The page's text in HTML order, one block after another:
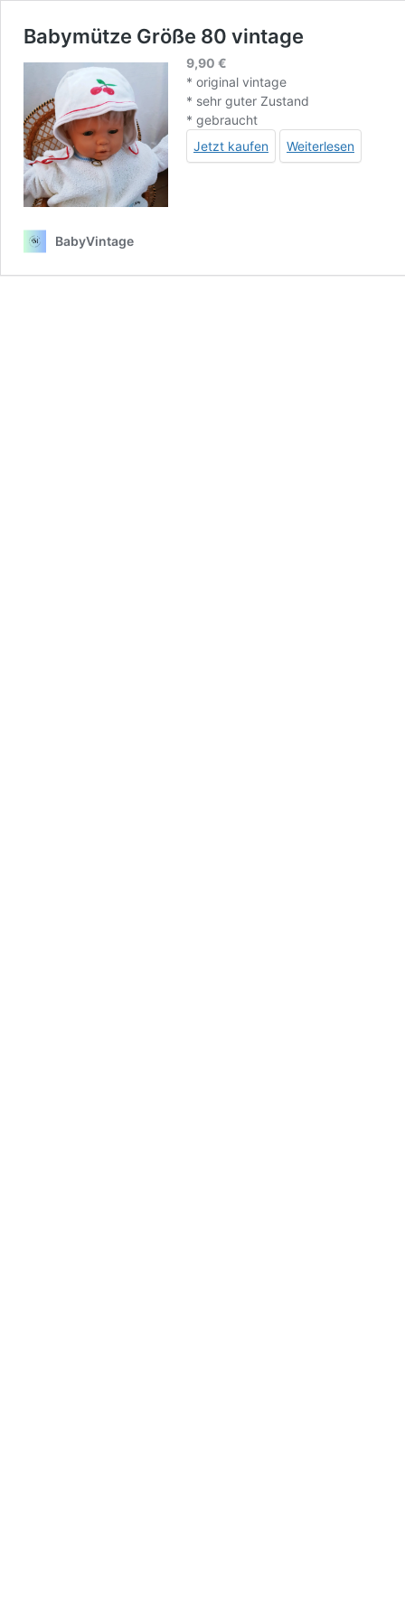
Babymütze Größe 80 vintage
9,90 €
* original vintage
* sehr guter Zustand
* gebraucht
Jetzt kaufen
Weiterlesen
BabyVintage